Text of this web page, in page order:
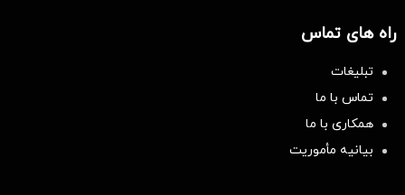
راه های تماس
تبلیغات
تماس با ما
همکاری با ما
بیانیه مأموریت